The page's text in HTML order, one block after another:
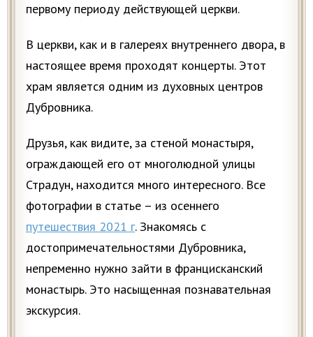
первому периоду действующей церкви.
В церкви, как и в галереях внутреннего двора, в
настоящее время проходят концерты. Этот
храм является одним из духовных центров
Дубровника.
Друзья, как видите, за стеной монастыря,
ограждающей его от многолюдной улицы
Страдун, находится много интересного. Все
фотографии в статье – из осеннего
путешествия 2021 г. Знакомясь с
достопримечательностями Дубровника,
непременно нужно зайти в францисканский
монастырь. Это насыщенная познавательная
экскурсия.